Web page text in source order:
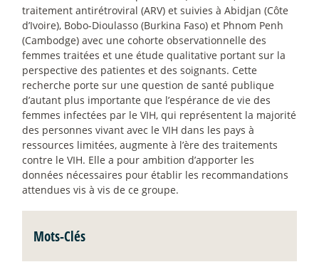
traitement antirétroviral (ARV) et suivies à Abidjan (Côte
d’Ivoire), Bobo-Dioulasso (Burkina Faso) et Phnom Penh
(Cambodge) avec une cohorte observationnelle des
femmes traitées et une étude qualitative portant sur la
perspective des patientes et des soignants. Cette
recherche porte sur une question de santé publique
d’autant plus importante que l’espérance de vie des
femmes infectées par le VIH, qui représentent la majorité
des personnes vivant avec le VIH dans les pays à
ressources limitées, augmente à l’ère des traitements
contre le VIH. Elle a pour ambition d’apporter les
données nécessaires pour établir les recommandations
attendues vis à vis de ce groupe.
Mots-Clés